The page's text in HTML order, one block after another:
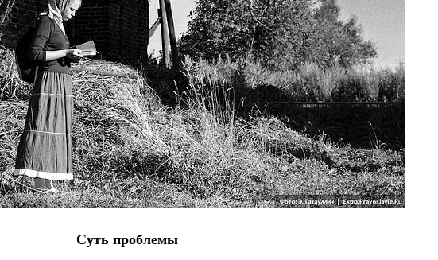
Суть проблемы